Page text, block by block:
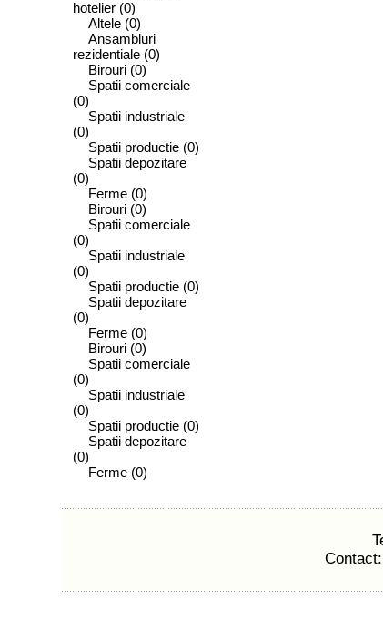
hotelier(0)
Altele(0)
Ansambluri
rezidentiale(0)
Birouri(0)
Spatii comerciale
(0)
Spatii industriale
(0)
Spatii productie(0)
Spatii depozitare
(0)
Ferme(0)
Birouri(0)
Spatii comerciale
(0)
Spatii industriale
(0)
Spatii productie(0)
Spatii depozitare
(0)
Ferme(0)
Birouri(0)
Spatii comerciale
(0)
Spatii industriale
(0)
Spatii productie(0)
Spatii depozitare
(0)
Ferme(0)